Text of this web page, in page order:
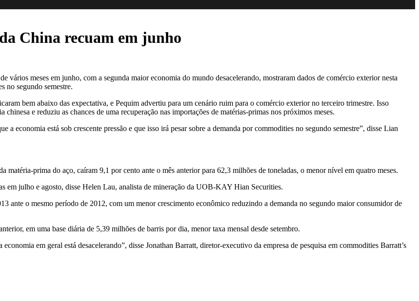
China recuam em junho
meses em junho, com a segunda maior economia do mundo desacelerando, mostraram dados de comércio exterior nesta
no segundo semestre.
bem abaixo das expectativa, e Pequim advertiu para um cenário ruim para o comércio exterior no terceiro trimestre. Isso
e reduziu as chances de uma recuperação nas importações de matérias-primas nos próximos meses.
a economia está sob crescente pressão e que isso irá pesar sobre a demanda por commodities no segundo semestre”, disse Lian
prima do aço, caíram 9,1 por cento ante o mês anterior para 62,3 milhões de toneladas, o menor nível em quatro meses.
em julho e agosto, disse Helen Lau, analista de mineração da UOB-KAY Hian Securities.
ante o mesmo período de 2012, com um menor crescimento econômico reduzindo a demanda no segundo maior consumidor de
em uma base diária de 5,39 milhões de barris por dia, menor taxa mensal desde setembro.
em geral está desacelerando”, disse Jonathan Barratt, diretor-executivo da empresa de pesquisa em commodities Barratt’s